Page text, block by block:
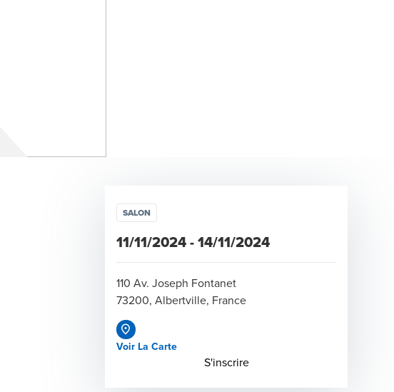
SALON
11/11/2024-14/11/2024
110 Av. Joseph Fontanet
73200, Albertville, France
Voir La Carte
S'inscrireOpens in a new window/tab